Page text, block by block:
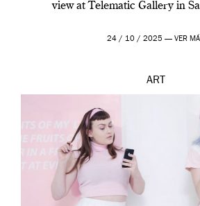
view at Telematic Gallery in
24 / 10 / 2025 — VER
ART